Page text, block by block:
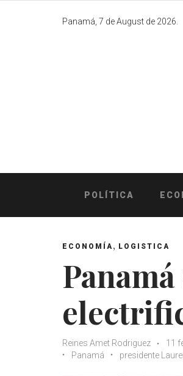
Panamá, 7 de August de 2026.
POLÍTICA
ECONOMÍA , LOGISTICA
Reines Amet Rodriguez 11
Panamá
presidente